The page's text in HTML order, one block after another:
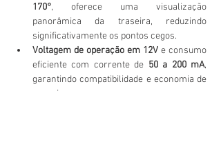
170°, oferece uma visualização
panorâmica da traseira, reduzindo
significativamente os pontos cegos.
Voltagem de operação em 12V e consumo
eficiente com corrente de 50 a 200 mA,
garantindo compatibilidade e economia de
energia.